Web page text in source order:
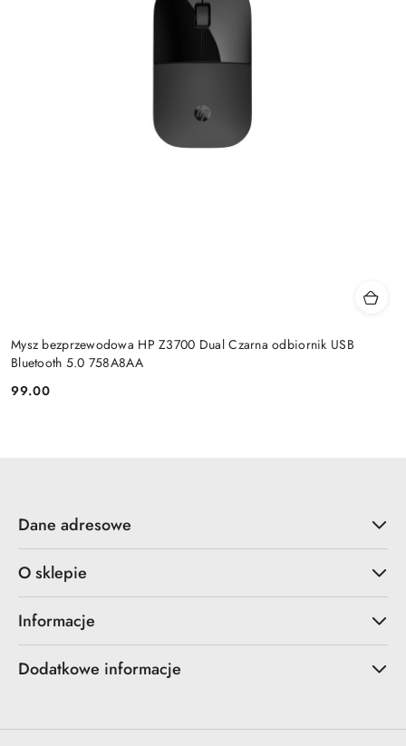
Mysz bezprzewodowa HP Z3700 Dual Czarna odbiornik USB
Bluetooth 5.0 758A8AA
Cena:
99.00
Dane adresowe
O sklepie
Informacje
Dodatkowe informacje